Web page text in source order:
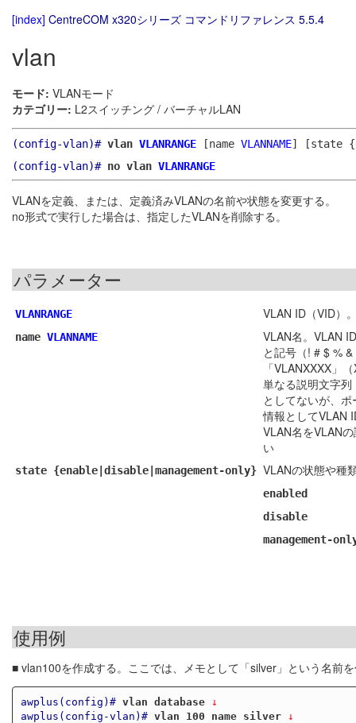
[index] CentreCOM x320シリーズ コマンドリファレンス 5.5.4
vlan
モード: VLANモード
カテゴリー: L2スイッチング / バーチャルLAN
(config-vlan)# vlan VLANRANGE [name VLANNAME]
[state
(config-vlan)# no vlan VLANRANGE
VLANを定義、または、定義済みVLANの名前や状態を変更する。
no形式で実行した場合は、指定したVLANを削除する。
パラメーター
VLANRANGE VLAN ID（VID）
name VLANNAME
VLAN名。VLAN
と記号（! # $ %
「VLANXXXX」
単なる説明文字
としてないが、
情報としてVLAN
VLAN名をVLAN
い
state {enable|disable|management-only} VLANの状態や種
enabled
disable
management-
使用例
■ vlan100を作成する。ここでは、メモとして「silver」という名前
awplus(config)# vlan database ↓
awplus(config-vlan)# vlan 100 name silver ↓